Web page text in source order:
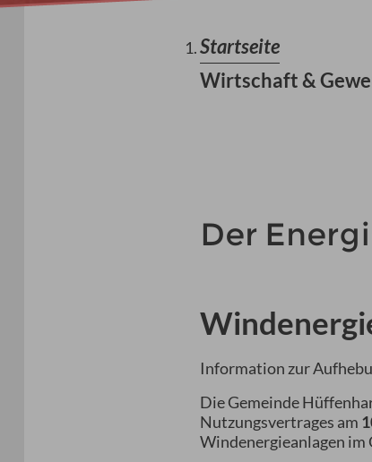
Startseite
Wirtschaft &
Der
Information zur
Die Gemeinde
Nutzungsvertrages am
Windenergieanlagen im